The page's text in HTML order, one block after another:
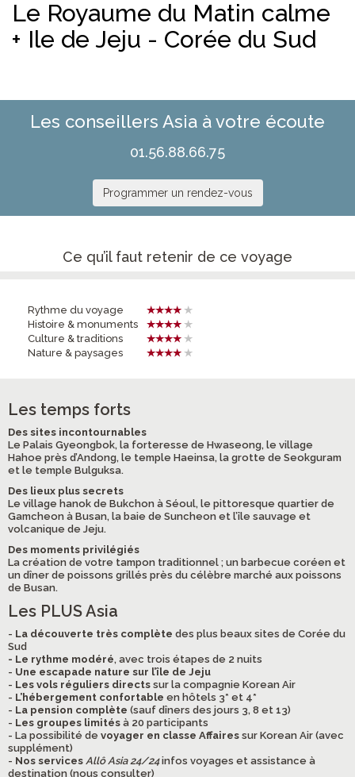
Le Royaume du Matin calme
+ Ile de Jeju - Corée du Sud
Les conseillers Asia à votre écoute
01.56.88.66.75
Programmer un rendez-vous
Ce qu’il faut retenir de ce voyage
Rythme du voyage
Histoire & monuments
Culture & traditions
Nature & paysages
Les temps forts
Des sites incontournables
Le Palais Gyeongbok, la forteresse de Hwaseong, le village
Hahoe près d’Andong, le temple Haeinsa, la grotte de Seokguram
et le temple Bulguksa.
Des lieux plus secrets
Le village hanok de Bukchon à Séoul, le pittoresque quartier de
Gamcheon à Busan, la baie de Suncheon et l’île sauvage et
volcanique de Jeju.
Des moments privilégiés
La création de votre tampon traditionnel ; un barbecue coréen et
un dîner de poissons grillés près du célèbre marché aux poissons
de Busan.
Les PLUS Asia
- La découverte très complète des plus beaux sites de Corée du
Sud
- Le rythme modéré, avec trois étapes de 2 nuits
- Une escapade nature sur l’île de Jeju
- Les vols réguliers directs sur la compagnie Korean Air
- L’hébergement confortable en hôtels 3* et 4*
- La pension complète (sauf dîners des jours 3, 8 et 13)
- Les groupes limités à 20 participants
- La possibilité de voyager en classe Affaires sur Korean Air (avec
supplément)
- Nos services Allô Asia 24/24infos voyages et assistance à
destination (nous consulter)